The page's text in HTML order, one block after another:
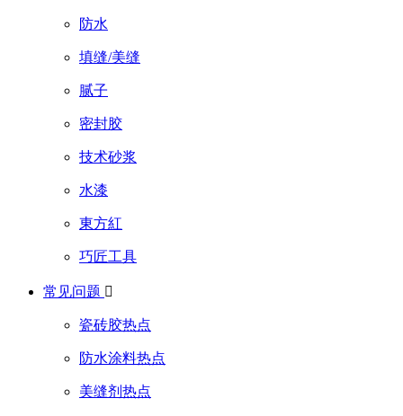
防水
填缝/美缝
腻子
密封胶
技术砂浆
水漆
東方紅
巧匠工具
常见问题 
瓷砖胶热点
防水涂料热点
美缝剂热点